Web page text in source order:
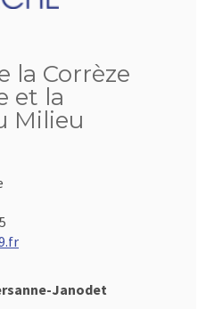
la Corrèze
et la
Milieu
Janodet